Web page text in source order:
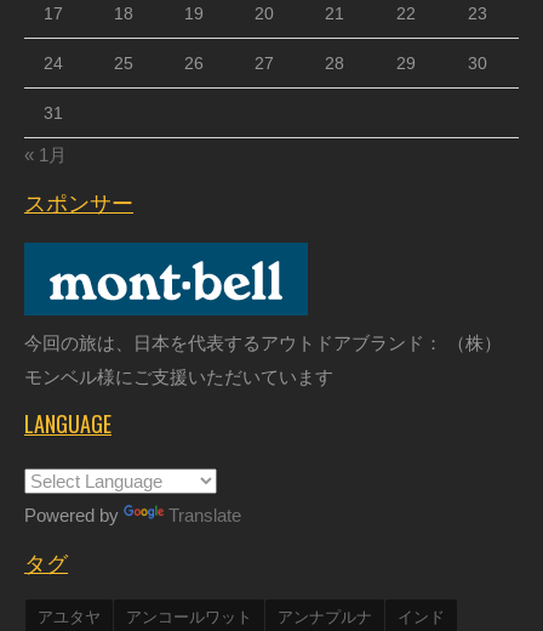
17 18 19 20 21 22 23
24 25 26 27 28 29 30
31
« 1月
スポンサー
今回の旅は、日本を代表するアウトドアブランド： （株）
モンベル様にご支援いただいています
LANGUAGE
Powered by Translate
タグ
アユタヤ アンコールワット アンナプルナ インド